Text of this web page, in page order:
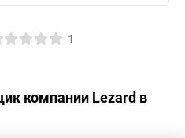
1
компании Lezard в